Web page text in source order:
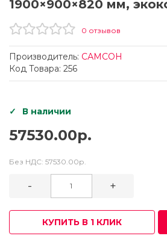
1900×900×820 мм,
0 отзывов
Производитель: САМСОН
Код Товара: 256
В наличии
57530.00р.
Без НДС: 57530.00р.
- +
КУПИТЬ В 1 КЛИК